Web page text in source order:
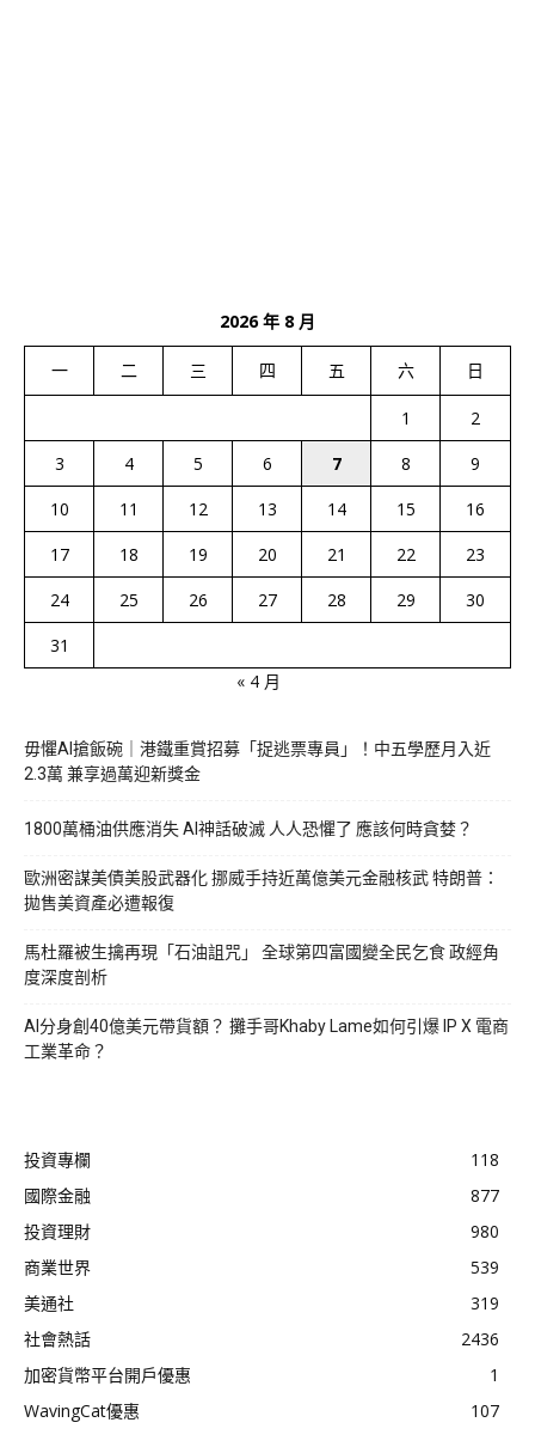
2026 年 8 月
一 二 三 四 五 六 日
1
2
3
4 5 6 7 8
9
10
11 12 13 14 15
16
17
18 19 20 21 22
23
24
25 26 27 28 29
30
31
« 4 月
毋懼AI搶飯碗｜港鐵重賞招募「捉逃票專員」！中五學歷月入近
2.3萬 兼享過萬迎新獎金
1800萬桶油供應消失 AI神話破滅 人人恐懼了 應該何時貪婪？
歐洲密謀美債美股武器化 挪威手持近萬億美元金融核武 特朗普：
拋售美資產必遭報復
馬杜羅被生擒再現「石油詛咒」 全球第四富國變全民乞食 政經角
度深度剖析
AI分身創40億美元帶貨額？ 攤手哥Khaby Lame如何引爆 IP X 電商
工業革命？
投資專欄
118
國際金融
877
投資理財
980
商業世界
539
美通社
319
社會熱話
2436
加密貨幣平台開戶優惠
1
WavingCat優惠
107